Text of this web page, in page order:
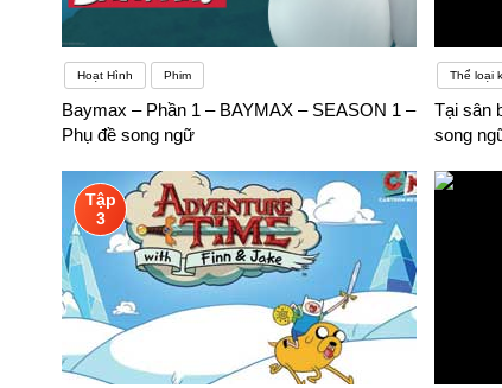
Hoạt Hình Phim
Baymax – Phần 1 – BAYMAX – SEASON 1 –
Phụ đề song ngữ
Thể loại
Tại sân
song
Tập
3